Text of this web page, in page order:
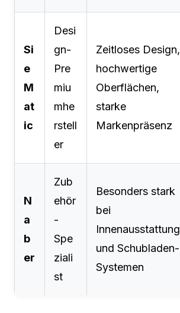
Si
e
M
at
ic
Desi
gn-
Pre
miu
mhe
rstell
er
Zeitloses Design,
hochwertige
Oberflächen,
starke
Markenpräsenz
N
a
b
er
Zub
ehör
-
Spe
ziali
st
Besonders stark
bei
Innenausstattung
und Schubladen-
Systemen